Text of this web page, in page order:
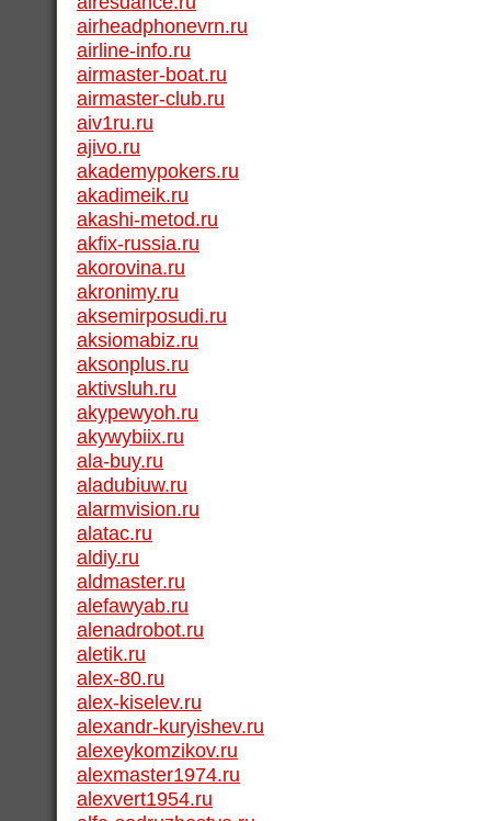
airheadphonevrn.ru
airline-info.ru
airmaster-boat.ru
airmaster-club.ru
aiv1ru.ru
ajivo.ru
akademypokers.ru
akadimeik.ru
akashi-metod.ru
akfix-russia.ru
akorovina.ru
akronimy.ru
aksemirposudi.ru
aksiomabiz.ru
aksonplus.ru
aktivsluh.ru
akypewyoh.ru
akywybiix.ru
ala-buy.ru
aladubiuw.ru
alarmvision.ru
alatac.ru
aldiy.ru
aldmaster.ru
alefawyab.ru
alenadrobot.ru
aletik.ru
alex-80.ru
alex-kiselev.ru
alexandr-kuryishev.ru
alexeykomzikov.ru
alexmaster1974.ru
alexvert1954.ru